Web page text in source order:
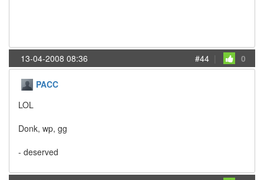
13-04-2008 08:36 #44 | 0
PACC
LOL
Donk, wp, gg
- deserved